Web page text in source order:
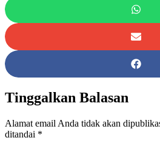
Tinggalkan Balasan
Alamat email Anda tidak akan
ditandai *